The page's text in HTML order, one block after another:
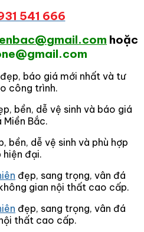
541 666
hoặc
đẹp, báo giá mới nhất và tư
công trình.
bền, dễ vệ sinh và báo giá
Bắc.
bền, dễ vệ sinh và phù hợp
hiện đại.
đẹp, sang trọng, vân đá
gian nội thất cao cấp.
đẹp, sang trọng, vân đá
thất cao cấp.